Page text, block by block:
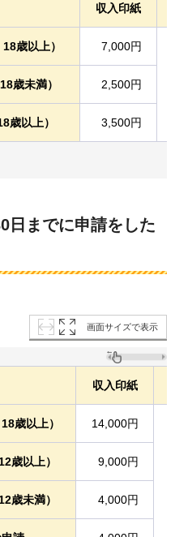
収入印紙
歳以上） 7,000円
歳未満） 2,500円
歳以上） 3,500円
日までに申請をした
画面サイズで表示
収入印紙
歳以上） 14,000円
歳以上） 9,000円
歳未満） 4,000円